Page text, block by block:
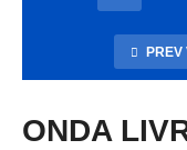
PREV
ONDA